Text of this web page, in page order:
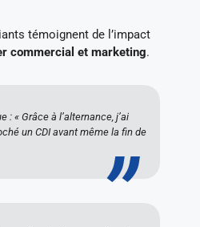
témoignent de l’impact
commercial et marketing.
: « Grâce à l’alternance, j’ai
un CDI avant même la fin de